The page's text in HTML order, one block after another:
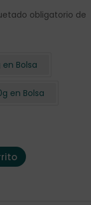
obligatorio de
en Bolsa
en Bolsa
gr. cantidad